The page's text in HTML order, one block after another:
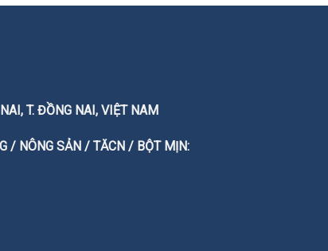
T. ĐỒNG NAI, VIỆT NAM
/ NÔNG SẢN / TĂCN / BỘT MỊN: